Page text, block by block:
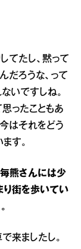
てたし、黙って
だろうな、って
いですしね。
ったこともあ
はそれをどう
す。
熊さんには少
り街を歩いてい
来ましたし。